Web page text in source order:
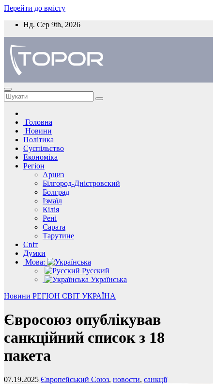
Перейти до вмісту
Нд. Сер 9th, 2026
Головна
Новини
Політика
Суспільство
Економіка
Регіон
Арциз
Білгород-Дністровский
Болград
Ізмаїл
Кілія
Рені
Сарата
Тарутине
Світ
Думки
Мова:
Русский
Українська
Новини РЕГІОН СВІТ УКРАЇНА
Євросоюз опублікував
санкційний список з 18
пакета
07.19.2025 Європейський Союз, новости, санкції